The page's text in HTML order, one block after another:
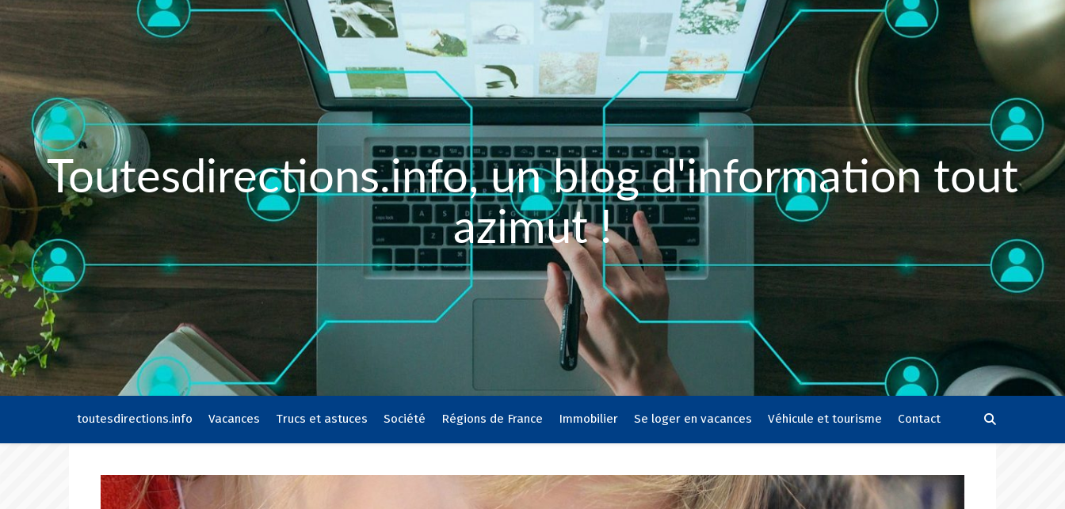
Toutesdirections.info, un blog d'information tout
azimut !
toutesdirections.info Vacances Trucs et astuces Société Régions de France Immobilier Se loger en vacances Véhicule et tourisme Contact